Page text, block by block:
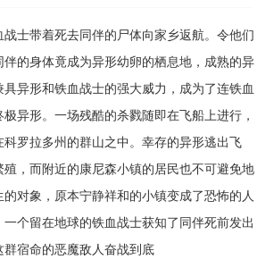
士带着死去同伴的尸体向家乡返航。令他们
的身体竟成为异形幼卵的栖息地，成熟的异
异形和铁血战士的强大威力，成为了连铁血
异形。一场残酷的杀戮随即在飞船上进行，
罗拉多州的群山之中。幸存的异形逃出飞
，而附近的康尼森小镇的居民也不可避免地
对象，原本宁静祥和的小镇变成了恐怖的人
个留在地球的铁血战士获知了同伴死前发出
群宿命的恶魔敌人奋战到底